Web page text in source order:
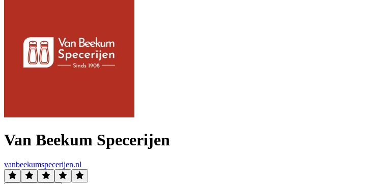
Van Beekum Specerijen
vanbeekumspecerijen.nl